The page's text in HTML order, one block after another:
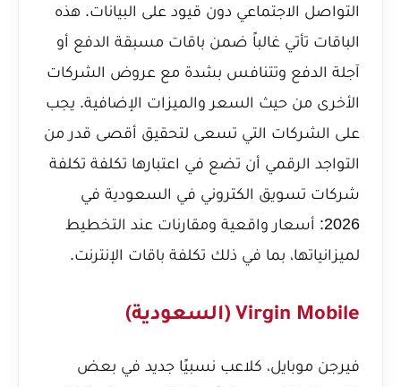
التواصل الاجتماعي دون قيود على البيانات. هذه
الباقات تأتي غالباً ضمن باقات مسبقة الدفع أو
آجلة الدفع وتتنافس بشدة مع عروض الشركات
الأخرى من حيث السعر والميزات الإضافية. يجب
على الشركات التي تسعى لتحقيق أقصى قدر من
التواجد الرقمي أن تضع في اعتبارها تكلفة تكلفة
شركات تسويق الكتروني في السعودية في
2026: أسعار واقعية ومقارنات
عند التخطيط
لميزانياتها، بما في ذلك تكلفة باقات الإنترنت.
Virgin Mobile (السعودية)
فيرجن موبايل، كلاعب نسبيًا جديد في بعض